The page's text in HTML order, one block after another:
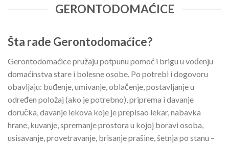
GERONTODOMAĆICE
Šta rade Gerontodomaćice?
Gerontodomaćice pružaju potpunu pomoć i brigu u vođenju
domaćinstva stare i bolesne osobe. Po potrebi i dogovoru
obavljaju: buđenje, umivanje, oblačenje, postavljanje u
određen položaj (ako je potrebno), priprema i davanje
doručka, davanje lekova koje je prepisao lekar, nabavka
hrane, kuvanje, spremanje prostora u kojoj boravi osoba,
usisavanje, provetravanje, brisanje prašine, šetnja po stanu –